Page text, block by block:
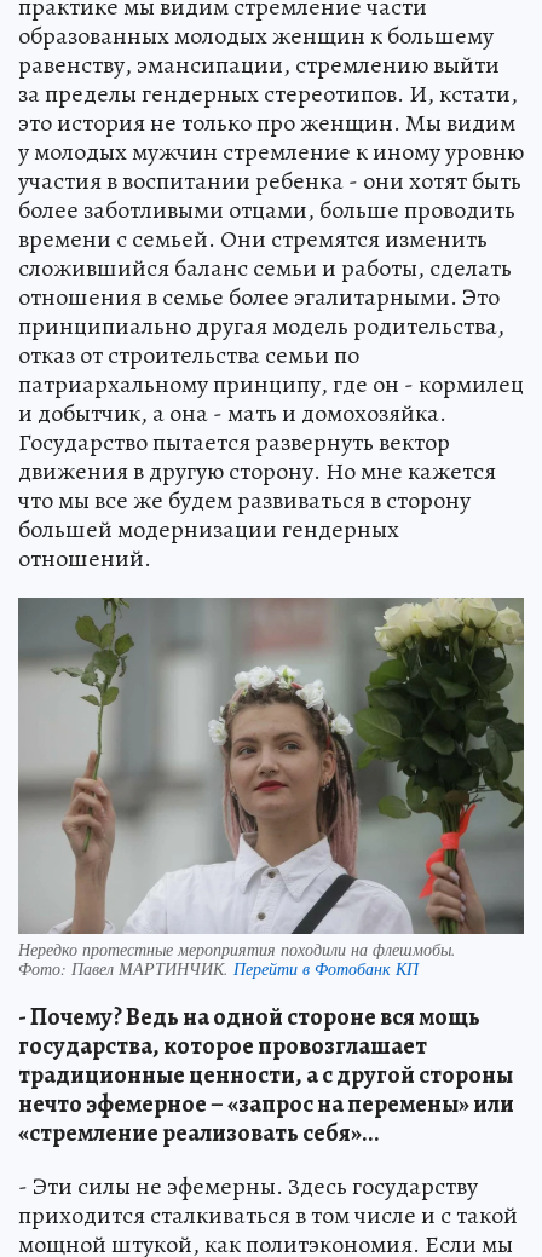
образованных молодых женщин к большему
равенству, эмансипации, стремлению выйти
за пределы гендерных стереотипов. И, кстати,
это история не только про женщин. Мы видим
у молодых мужчин стремление к иному уровню
участия в воспитании ребенка - они хотят быть
более заботливыми отцами, больше проводить
времени с семьей. Они стремятся изменить
сложившийся баланс семьи и работы, сделать
отношения в семье более эгалитарными. Это
принципиально другая модель родительства,
отказ от строительства семьи по
патриархальному принципу, где он - кормилец
и добытчик, а она - мать и домохозяйка.
Государство пытается развернуть вектор
движения в другую сторону. Но мне кажется
что мы все же будем развиваться в сторону
большей модернизации гендерных
отношений.
Нередко протестные мероприятия походили на флешмобы.
Фото: Павел МАРТИНЧИК. Перейти в Фотобанк КП
- Почему? Ведь на одной стороне вся мощь
государства, которое провозглашает
традиционные ценности, а с другой стороны
нечто эфемерное – «запрос на перемены» или
«стремление реализовать себя»...
- Эти силы не эфемерны. Здесь государству
приходится сталкиваться в том числе и с такой
мощной штукой, как политэкономия. Если мы